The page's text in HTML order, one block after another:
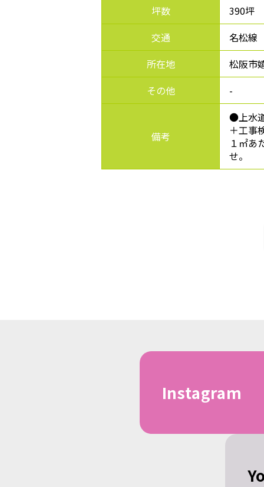
坪数
390坪
交通
名松
所在地
松阪市
その他
-
備考
●上水
＋工事
１㎡あ
せ。
Instagram